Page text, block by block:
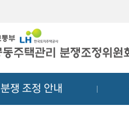
분쟁 조정 안내